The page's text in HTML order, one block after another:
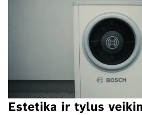
Estetika ir tylus